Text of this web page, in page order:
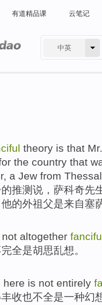
有道精品课 云笔记
中英
theory is that Mr.
the country that
, a Jew from
的推测说， 萨科奇先
他的外祖父是来自塞
not altogether
完全是胡思乱想。
here is not entirely
收也不全是一种幻